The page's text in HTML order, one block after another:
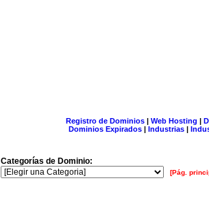
Registro de Dominios| Web Hosting |
Dominios Expirados | Industrias |
Categorías de Dominio:
[Pág.